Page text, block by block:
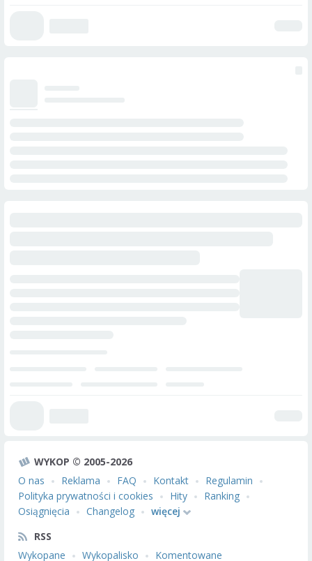
WYKOP © 2005-2026
O nas
Reklama FAQ Kontakt
Regulamin
Polityka prywatności i cookies
Hity
Ranking
Osiągnięcia
Changelog
więcej
RSS
Wykopane
Wykopalisko Komentowane